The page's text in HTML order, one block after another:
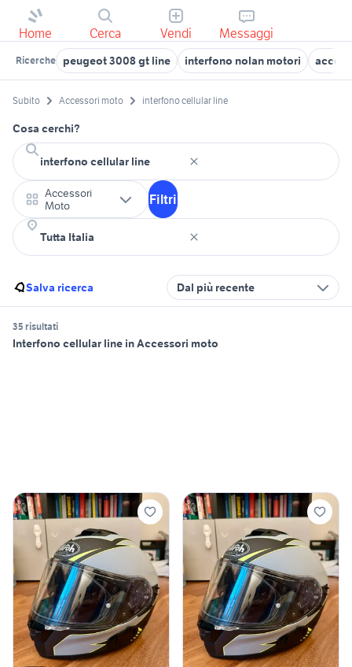
Home Cerca Vendi Messaggi
Ricerche peugeot 3008 gt line interfono nolan motori
Subito Accessori moto interfono cellular line
Cosa cerchi?
Accessori
Moto
Filtri
Salva ricerca Dal più recente
35 risultati
Interfono cellular line in Accessori moto